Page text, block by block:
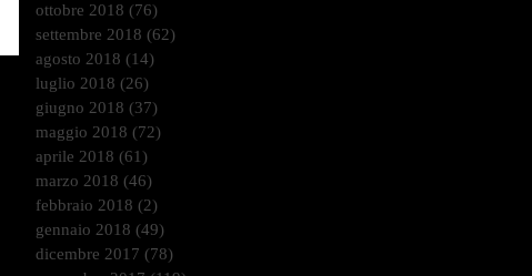
ottobre 2018 (76)
settembre 2018 (62)
agosto 2018 (14)
luglio 2018 (26)
giugno 2018 (37)
maggio 2018 (72)
aprile 2018 (61)
marzo 2018 (46)
febbraio 2018 (2)
gennaio 2018 (49)
dicembre 2017 (78)